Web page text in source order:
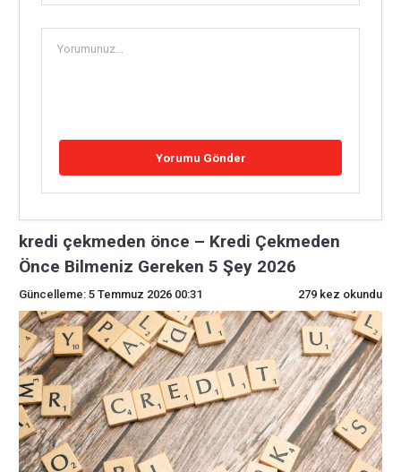
kredi çekmeden önce – Kredi Çekmeden
Önce Bilmeniz Gereken 5 Şey 2026
Güncelleme: 5 Temmuz 2026 00:31 279 kez okundu